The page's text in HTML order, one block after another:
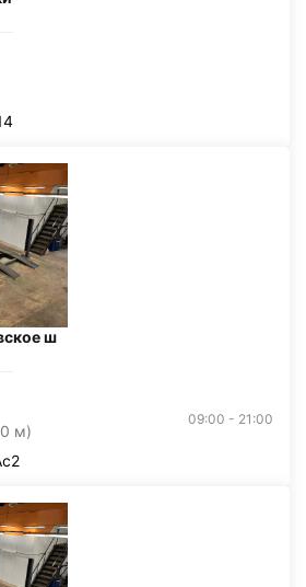
ш
м)
09:00 - 21:00